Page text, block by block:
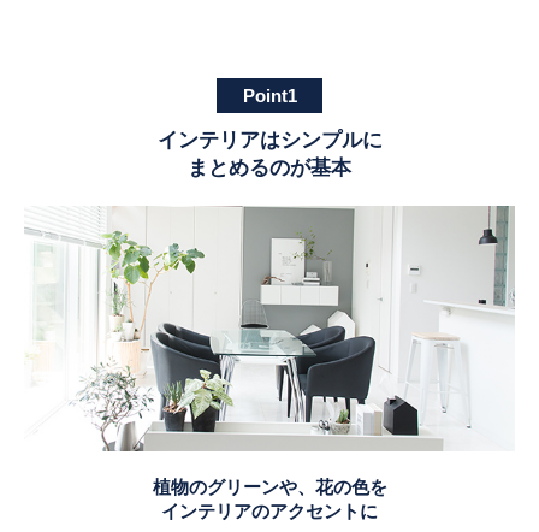
Point1
インテリアはシンプルに
まとめるのが基本
植物のグリーンや、花の色を
インテリアのアクセントに